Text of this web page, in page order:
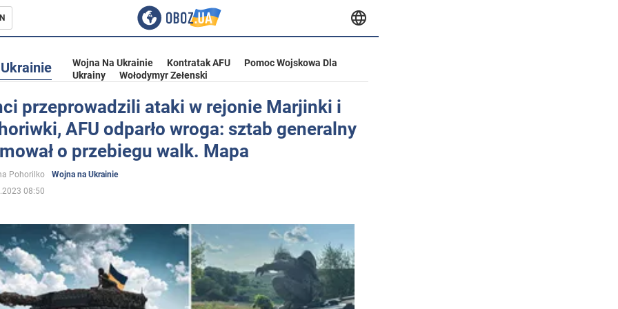
Ukrainie
Wojna Na Ukrainie Kontratak AFU
Pomoc Wojskowa Dla
Ukrainy
Wołodymyr Zełenski
przeprowadzili ataki w rejonie Marjinki i
AFU odparło wroga: sztab generalny
o przebiegu walk. Mapa
Pohorilko
Wojna na Ukrainie
08:50